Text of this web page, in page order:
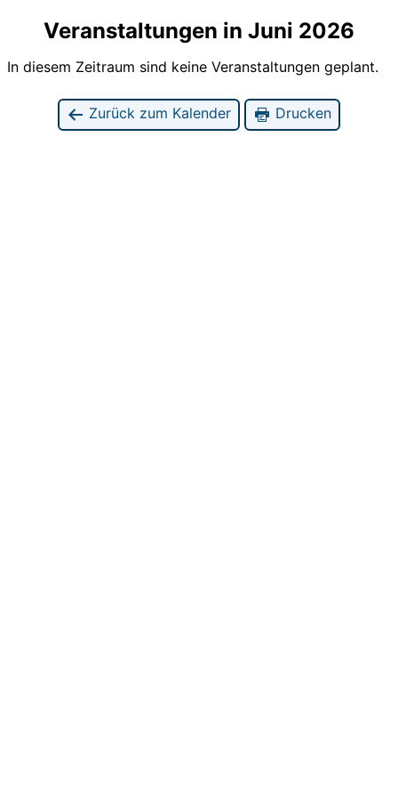
Veranstaltungen in Juni 2026
In diesem Zeitraum sind keine Veranstaltungen geplant.
Zurück zum Kalender Drucken